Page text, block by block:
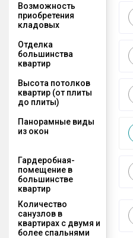
Возможность
приобретения
кладовых
Отделка
большинства
квартир
Высота потолков
квартир (от плиты
до плиты)
Панорамные виды
из окон
Гардеробная-
помещение в
большинстве
квартир
Количество
санузлов в
квартирах с двумя и
более спальнями